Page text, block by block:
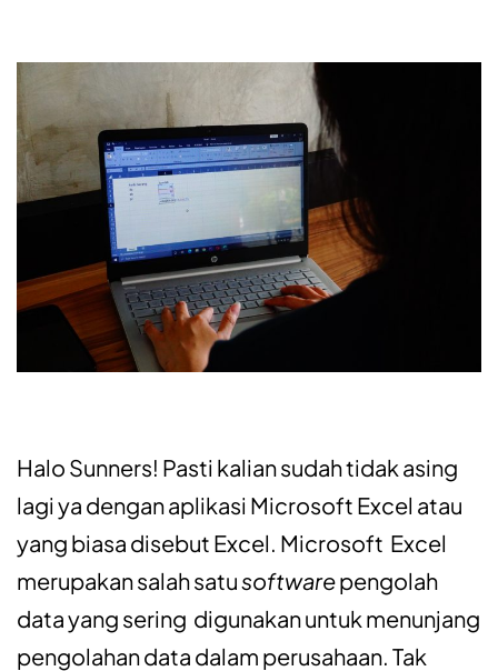
Halo Sunners! Pasti kalian sudah tidak asing
lagi ya dengan aplikasi Microsoft Excel atau
yang biasa disebut Excel. Microsoft Excel
merupakan salah satusoftwarepengolah
data yang sering digunakan untuk menunjang
pengolahan data dalam perusahaan. Tak